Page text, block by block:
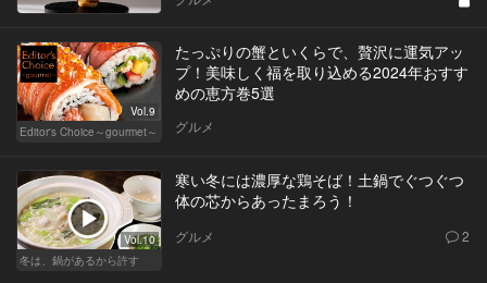
Vol.9
Editor's Choice～gourmet～
たっぷりの蟹といくらで、贅沢に運気アッ
プ！美味しく福を取り込める2024年おすす
めの恵方巻5選
グルメ
Vol.10
冬は、鍋があるから許す
寒い冬には濃厚な鶏そば！土鍋でぐつぐつ
体の芯からあったまろう！
グルメ 2